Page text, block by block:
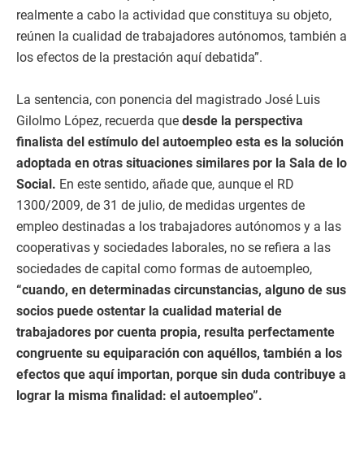
realmente a cabo la actividad que constituya su objeto,
reúnen la cualidad de trabajadores autónomos, también a
los efectos de la prestación aquí debatida”.
La sentencia, con ponencia del magistrado José Luis
Gilolmo López, recuerda que desde la perspectiva
finalista del estímulo del autoempleo esta es la solución
adoptada en otras situaciones similares por la Sala de lo
Social. En este sentido, añade que, aunque el RD
1300/2009, de 31 de julio, de medidas urgentes de
empleo destinadas a los trabajadores autónomos y a las
cooperativas y sociedades laborales, no se refiera a las
sociedades de capital como formas de autoempleo,
“cuando, en determinadas circunstancias, alguno de sus
socios puede ostentar la cualidad material de
trabajadores por cuenta propia, resulta perfectamente
congruente su equiparación con aquéllos, también a los
efectos que aquí importan, porque sin duda contribuye a
lograr la misma finalidad: el autoempleo”.